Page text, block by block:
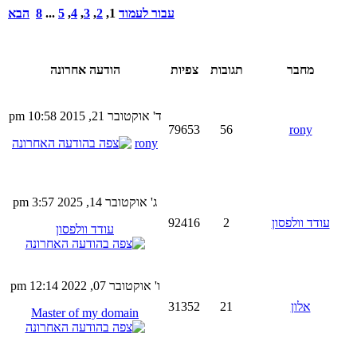
עבור לעמוד 1
,
2
,
3
,
4
,
5
...
8 הבא
מחבר תגובות צפיות הודעה אחרונה
rony
56
79653
ד' אוקטובר 21, 2015 10:58 pm
rony
עודד וולפסון 2
92416
ג' אוקטובר 14, 2025 3:57 pm
עודד וולפסון
אלון 21
31352
ו' אוקטובר 07, 2022 12:14 pm
Master of my domain